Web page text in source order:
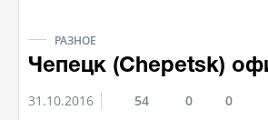
РАЗНОЕ
Чепецк (Chepetsk)
31.10.2016 54 0 0